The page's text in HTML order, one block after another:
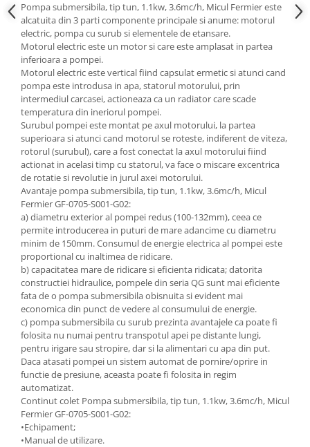
Ingrasaminte plante
Ingrasaminte plante
Ingrasaminte plante - CUTIE / KG
Ingrasaminte plante - ECOLOGICE
Ingrasaminte plante - FLORI
Ingrasaminte plante - FLORI - GEL
Casa, Gradina
Accesorii agricole
Accesorii gard electric
Accesorii irigat
Araci/ Suporti plante
Candele / Rezerve / Lumanari
Carabine/ carlige
Diverse casa si gradina
Diverse depozitare
Echipament protectie gradina
Fir/Ata de legat
Foarfeci
Furtun / banda / tub
Motofierastrau / Drujba
Pila motofierastrau / drujba
Pompa submersibila, tip tun, 1.1kw, 3.6mc/h, Micul Fermier este
alcatuita din 3 parti componente principale si anume: motorul
electric, pompa cu surub si elementele de etansare.
Motorul electric este un motor si care este amplasat in partea
inferioara a pompei.
Motorul electric este vertical fiind capsulat ermetic si atunci cand
pompa este introdusa in apa, statorul motorului, prin
intermediul carcasei, actioneaza ca un radiator care scade
temperatura din ineriorul pompei.
Surubul pompei este montat pe axul motorului, la partea
superioara si atunci cand motorul se roteste, indiferent de viteza,
rotorul (surubul), care a fost conectat la axul motorului fiind
actionat in acelasi timp cu statorul, va face o miscare excentrica
de rotatie si revolutie in jurul axei motorului.
Avantaje pompa submersibila, tip tun, 1.1kw, 3.6mc/h, Micul
Fermier GF-0705-S001-G02:
a) diametru exterior al pompei redus (100-132mm), ceea ce
permite introducerea in puturi de mare adancime cu diametru
minim de 150mm. Consumul de energie electrica al pompei este
proportional cu inaltimea de ridicare.
b) capacitatea mare de ridicare si eficienta ridicata; datorita
constructiei hidraulice, pompele din seria QG sunt mai eficiente
fata de o pompa submersibila obisnuita si evident mai
economica din punct de vedere al consumului de energie.
c) pompa submersibila cu surub prezinta avantajele ca poate fi
folosita nu numai pentru transpotul apei pe distante lungi,
pentru irigare sau stropire, dar si la alimentari cu apa din put.
Daca atasati pompei un sistem automat de pornire/oprire in
functie de presiune, aceasta poate fi folosita in regim
automatizat.
Continut colet Pompa submersibila, tip tun, 1.1kw, 3.6mc/h, Micul
Fermier GF-0705-S001-G02:
•Echipament;
•Manual de utilizare.